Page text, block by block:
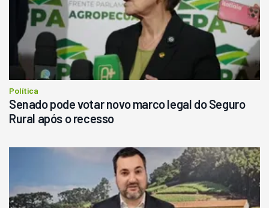
Política
Senado pode votar novo marco legal do Seguro
Rural após o recesso